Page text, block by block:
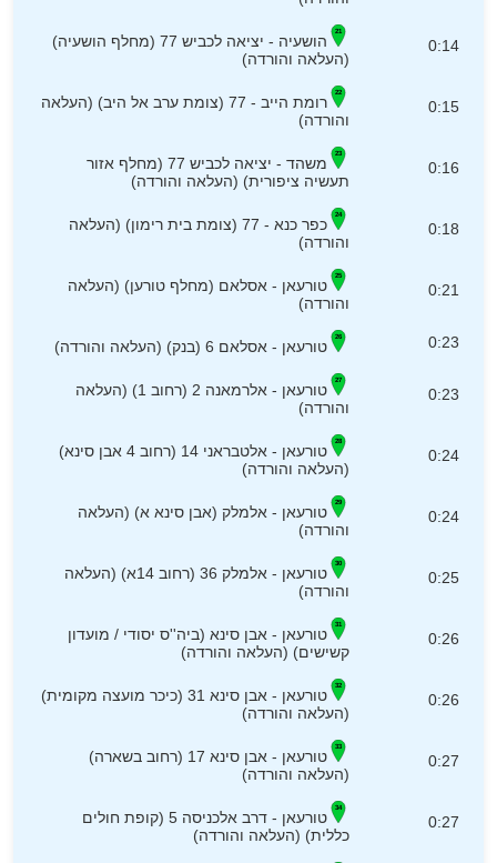
0:14
הושעיה - יציאה לכביש 77 (מחלף הושעיה)
(העלאה והורדה)
0:15
רומת הייב - 77 (צומת ערב אל היב) (העלאה
והורדה)
0:16
משהד - יציאה לכביש 77 (מחלף אזור
תעשיה ציפורית) (העלאה והורדה)
0:18
כפר כנא - 77 (צומת בית רימון) (העלאה
והורדה)
0:21
טורעאן - אסלאם (מחלף טורען) (העלאה
והורדה)
0:23 טורעאן - אסלאם 6 (בנק) (העלאה והורדה)
0:23
טורעאן - אלרמאנה 2 (רחוב 1) (העלאה
והורדה)
0:24
טורעאן - אלטבראני 14 (רחוב 4 אבן סינא)
(העלאה והורדה)
0:24
טורעאן - אלמלק (אבן סינא א) (העלאה
והורדה)
0:25
טורעאן - אלמלק 36 (רחוב 14א) (העלאה
והורדה)
0:26
טורעאן - אבן סינא (ביה''ס יסודי / מועדון
קשישים) (העלאה והורדה)
0:26
טורעאן - אבן סינא 31 (כיכר מועצה מקומית)
(העלאה והורדה)
0:27
טורעאן - אבן סינא 17 (רחוב בשארה)
(העלאה והורדה)
0:27
טורעאן - דרב אלכניסה 5 (קופת חולים
כללית) (העלאה והורדה)